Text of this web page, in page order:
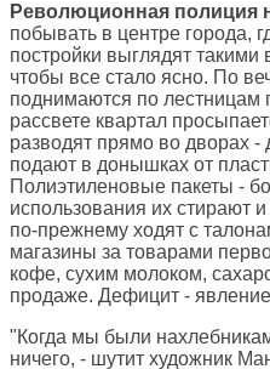
Революционная полиция
побывать в центре города,
постройки выглядят такими
чтобы все стало ясно. По
поднимаются по лестницам
рассвете квартал
разводят прямо во дворах
подают в донышках от
Полиэтиленовые пакеты -
использования их стирают
по-прежнему ходят с
магазины за товарами
кофе, сухим молоком,
продаже. Дефицит -
"Когда мы были
ничего, - шутит художник